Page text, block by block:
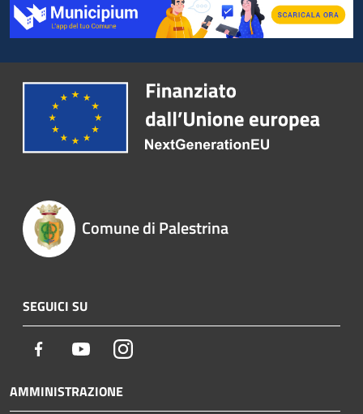
Comune di Palestrina
SEGUICI SU
Facebook YoutubeInstagram
AMMINISTRAZIONE